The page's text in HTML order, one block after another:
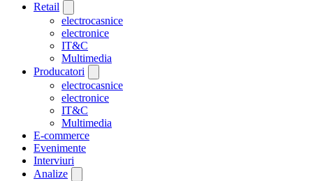
Retail
electrocasnice
electronice
IT&C
Multimedia
Producatori
electrocasnice
electronice
IT&C
Multimedia
E-commerce
Evenimente
Interviuri
Analize